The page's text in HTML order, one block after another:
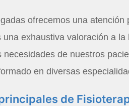
ofrecemos una
una exhaustiva valoración a
necesidades de nuestros
en diversas
de